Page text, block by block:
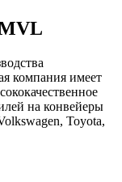
компания имеет
на конвейеры
Toyota,